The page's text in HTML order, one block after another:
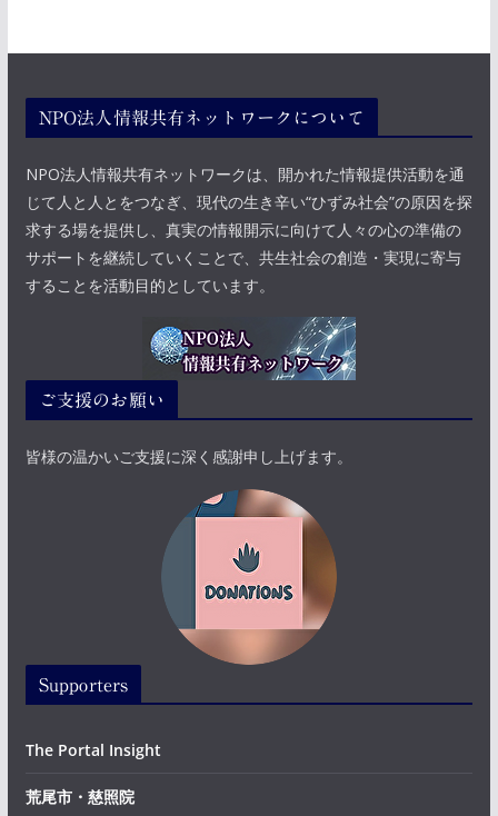
NPO法人情報共有ネットワークについて
NPO法人情報共有ネットワークは、開かれた情報提供活動を通
じて人と人とをつなぎ、現代の生き辛い“ひずみ社会”の原因を探
求する場を提供し、真実の情報開示に向けて人々の心の準備の
サポートを継続していくことで、共生社会の創造・実現に寄与
することを活動目的としています。
ご支援のお願い
皆様の温かいご支援に深く感謝申し上げます。
Supporters
The Portal Insight
荒尾市・慈照院